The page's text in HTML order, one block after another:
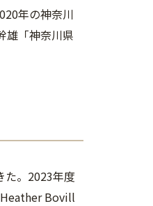
年の神奈川
雄「神奈川県
た。2023年度
Bovill